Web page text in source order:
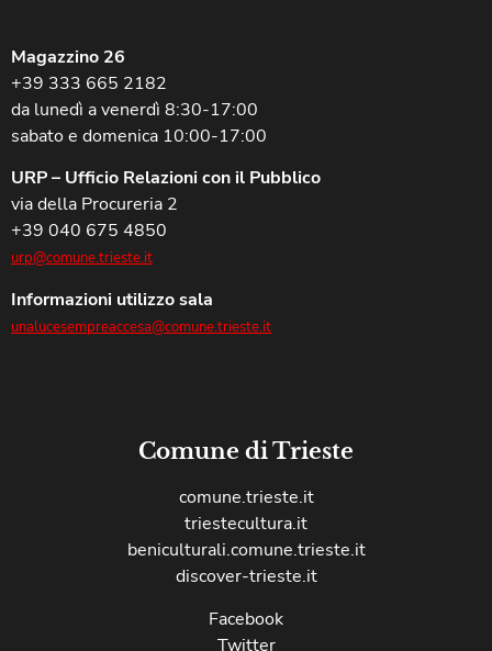
Magazzino 26
+39 333 665 2182
da lunedì a venerdì 8:30-17:00
sabato e domenica 10:00-17:00
URP – Ufficio Relazioni con il Pubblico
via della Procureria 2
+39 040 675 4850
urp@comune.trieste.it
Informazioni utilizzo sala
unalucesempreaccesa@comune.trieste.it
Comune di Trieste
comune.trieste.it
triestecultura.it
beniculturali.comune.trieste.it
discover-trieste.it
Facebook
Twitter